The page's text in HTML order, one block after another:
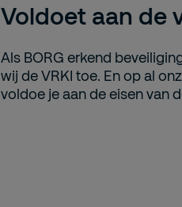
Voldoet aan de
Als BORG erkend
wij de VRKI toe. En op al
voldoe je aan de eisen van